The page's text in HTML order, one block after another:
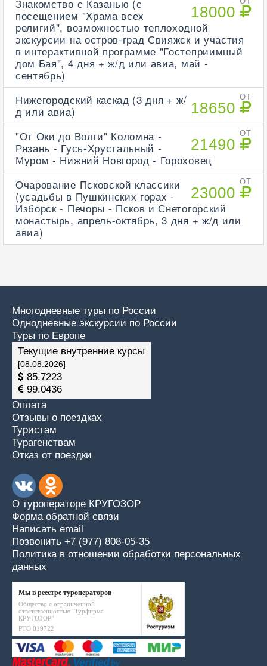
18000
Знакомство с Казанью (с
посещением "Храма всех
религий", возможностью теплоходной
экскурсии на остров-град Свияжск и участия
в интерактивной программе "Гостеприимный
дом Бая", 4 дня + ж/д или авиа, май -
сентябрь)
ОТ
18650
Нижегородский каскад (3 дня + ж/
д или авиа)
ОТ
21490
"От Оки до Волги" Коломна -
Рязань - Гусь-Хрустальный -
Муром - Нижний Новгород - Гороховец
ОТ
23000
Очарование Псковской классики
(усадьбы в Пушкинских горах -
Изборск - Печоры - Псков и Снетогорский
монастырь, апрель-октябрь, 3 дня + ж/д или
авиа)
Многодневные туры по России
Однодневные экскурсии по России
Туры по Европе
Текущие внутренние курсы
[08.08.2026]
85.7223
99.0436
Оплата
Отзывы о поездках
Туристам
Турагенствам
Отказ от поездки
О туроператоре КРУГОЗОР
Форма обратной связи
Написать email
Позвонить +7 (977) 808-05-35
Политика в отношении обработки персональных
данных
Мы в реестре туроператоров
Общество с ограниченной
ответственностью "Турфирма
КРУГОЗОР"
РТО 019722